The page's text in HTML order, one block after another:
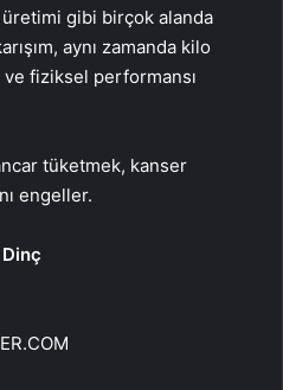
üretimi gibi birçok alanda
aynı zamanda kilo
fiziksel performansı
tüketmek, kanser
engeller.